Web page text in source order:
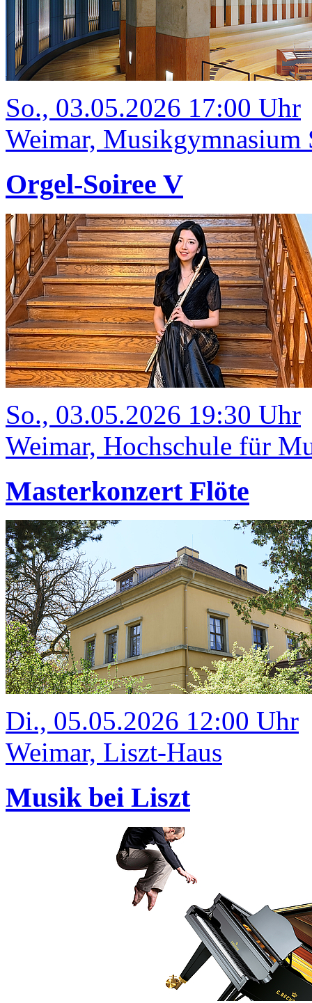
So., 03.05.2026 17:00 Uhr
Weimar, Musikgymnasium
Orgel-Soiree V
So., 03.05.2026 19:30 Uhr
Weimar, Hochschule für
Masterkonzert Flöte
Di., 05.05.2026 12:00 Uhr
Weimar, Liszt-Haus
Musik bei Liszt